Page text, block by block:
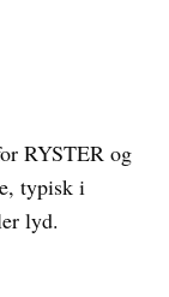
RYSTER og
typisk i
lyd.